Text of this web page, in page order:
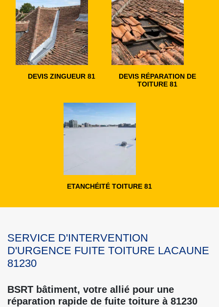
DEVIS ZINGUEUR 81
DEVIS RÉPARATION DE
TOITURE 81
ETANCHÉITÉ TOITURE 81
SERVICE D'INTERVENTION
D'URGENCE FUITE TOITURE LACAUNE
81230
BSRT bâtiment, votre allié pour une
réparation rapide de fuite toiture à 81230